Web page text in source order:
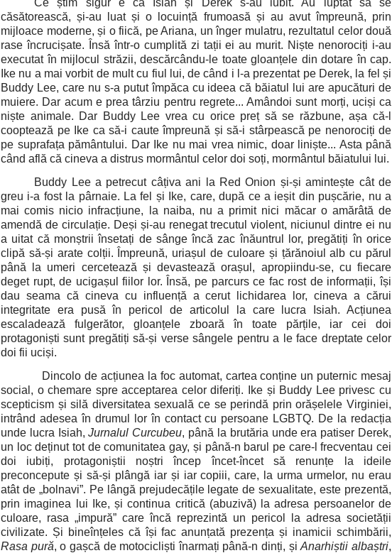
căsătorească, și-au luat și o locuință frumoasă și au avut împreună, prin
mijloace moderne, și o fiică, pe Ariana, un înger mulatru, rezultatul celor două
rase încrucișate. Însă într-o cumplită zi tații ei au murit. Niște nenorociți i-au
executat în mijlocul străzii, descărcându-le toate gloanțele din dotare în cap.
Ike nu a mai vorbit de mult cu fiul lui, de când i l-a prezentat pe Derek, la fel și
Buddy Lee, care nu s-a putut împăca cu ideea că băiatul lui are apucături de
muiere. Dar acum e prea târziu pentru regrete... Amândoi sunt morți, uciși ca
niște animale. Dar Buddy Lee vrea cu orice preț să se răzbune, așa că-l
cooptează pe Ike ca să-i caute împreună și să-i stârpească pe nenorociți de
pe suprafața pământului. Dar Ike nu mai vrea nimic, doar liniște... Asta până
când află că cineva a distrus mormântul celor doi soți, mormântul băiatului lui.
Buddy Lee a petrecut câțiva ani la Red Onion și-și amintește cât de
greu i-a fost la pârnaie. La fel și Ike, care, după ce a ieșit din pușcărie, nu a
mai comis nicio infracțiune, la naiba, nu a primit nici măcar o amărâtă de
amendă de circulație. Deși și-au renegat trecutul violent, niciunul dintre ei nu
a uitat că monștrii însetați de sânge încă zac înăuntrul lor, pregătiți în orice
clipă să-și arate colții. Împreună, uriașul de culoare și țărănoiul alb cu părul
până la umeri cercetează și devastează orașul, apropiindu-se, cu fiecare
deget rupt, de ucigașul fiilor lor. Însă, pe parcurs ce fac rost de informații, își
dau seama că cineva cu influență a cerut lichidarea lor, cineva a cărui
integritate era pusă în pericol de articolul la care lucra Isiah. Acțiunea
escaladează fulgerător, gloanțele zboară în toate părțile, iar cei doi
protagoniști sunt pregătiți să-și verse sângele pentru a le face dreptate celor
doi fii uciși.
Dincolo de acțiunea la foc automat, cartea conține un puternic mesaj
social, o chemare spre acceptarea celor diferiți. Ike și Buddy Lee privesc cu
scepticism și silă diversitatea sexuală ce se perindă prin orășelele Virginiei,
intrând adesea în drumul lor în contact cu persoane LGBTQ. De la redacția
unde lucra Isiah,Jurnalul Curcubeu, până la brutăria unde era patiser Derek,
un loc deținut tot de comunitatea gay, și până-n barul pe care-l frecventau cei
doi iubiți, protagoniștii noștri încep încet-încet să renunțe la ideile
preconcepute și să-și plângă iar și iar copiii, care, la urma urmelor, nu erau
atât de „bolnavi”. Pe lângă prejudecățile legate de sexualitate, este prezentă,
prin imaginea lui Ike, și continua critică (abuzivă) la adresa persoanelor de
culoare, rasa „impură” care încă reprezintă un pericol la adresa societății
civilizate. Și bineînțeles că își fac anunțată prezența și inamicii schimbării,
Rasa pură, o gașcă de motocicliști înarmați până-n dinți, șiAnarhiștii albaștri,